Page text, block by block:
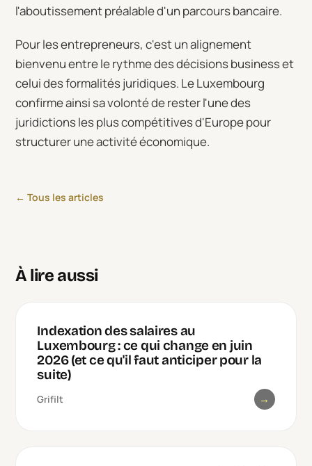
l'aboutissement préalable d'un parcours bancaire.
Pour les entrepreneurs, c'est un alignement
bienvenu entre le rythme des décisions business et
celui des formalités juridiques. Le Luxembourg
confirme ainsi sa volonté de rester l'une des
juridictions les plus compétitives d'Europe pour
structurer une activité économique.
← Tous les articles
À lire aussi
Indexation des salaires au
Luxembourg : ce qui change en juin
2026 (et ce qu'il faut anticiper pour la
suite)
Grifilt →